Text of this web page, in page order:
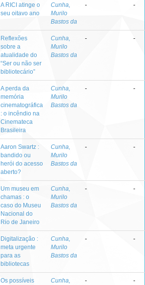
A RICI atinge o
seu oitavo ano
Cunha,
Murilo
Bastos da
- -
Reflexões
sobre a
atualidade do
“Ser ou não ser
bibliotecário”
Cunha,
Murilo
Bastos da
- -
A perda da
memória
cinematográfica
: o incêndio na
Cinemateca
Brasileira
Cunha,
Murilo
Bastos da
- -
Aaron Swartz :
bandido ou
herói do acesso
aberto?
Cunha,
Murilo
Bastos da
- -
Um museu em
chamas : o
caso do Museu
Nacional do
Rio de Janeiro
Cunha,
Murilo
Bastos da
- -
Digitalização :
meta urgente
para as
bibliotecas
Cunha,
Murilo
Bastos da
- -
Os possíveis
Cunha,
- -